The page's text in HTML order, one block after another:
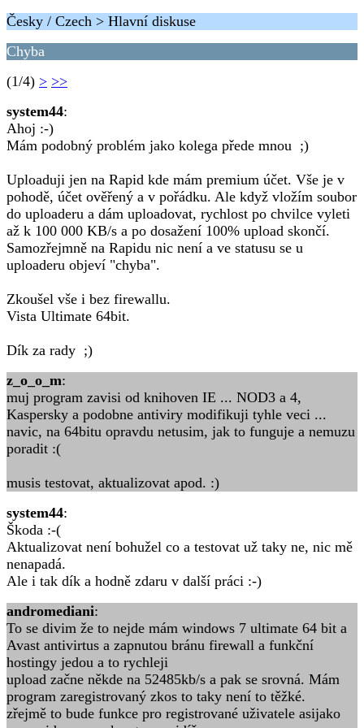
Česky / Czech > Hlavní diskuse
Chyba
(1/4) > >>
system44:
Ahoj :-)
Mám podobný problém jako kolega přede mnou ;)
Uploaduji jen na Rapid kde mám premium účet. Vše je v
pohodě, účet ověřený a v pořádku. Ale když vložím soubor
do uploaderu a dám uploadovat, rychlost po chvilce vyleti
až k 100 000 KB/s a po dosažení 100% upload skončí.
Samozřejmně na Rapidu nic není a ve statusu se u
uploaderu objeví "chyba".
Zkoušel vše i bez firewallu.
Vista Ultimate 64bit.
Dík za rady ;)
z_o_o_m:
muj program zavisi od knihoven IE ... NOD3 a 4,
Kaspersky a podobne antiviry modifikuji tyhle veci ...
navic, na 64bitu opravdu netusim, jak to funguje a nemuzu
poradit :(
musis testovat, aktualizovat apod. :)
system44:
Škoda :-(
Aktualizovat není bohužel co a testovat už taky ne, nic mě
nenapadá.
Ale i tak dík a hodně zdaru v další práci :-)
andromediani:
To se divim že to nejde mám windows 7 ultimate 64 bit a
Avast antivirtus a zapnutou bránu firewall a funkční
hostingy jedou a to rychleji
upload začne někde na 52485kb/s a pak se srovná. Mám
program zaregistrovaný zkos to taky není to těžké.
zřejmě to bude funkce pro registrované uživatele asijako